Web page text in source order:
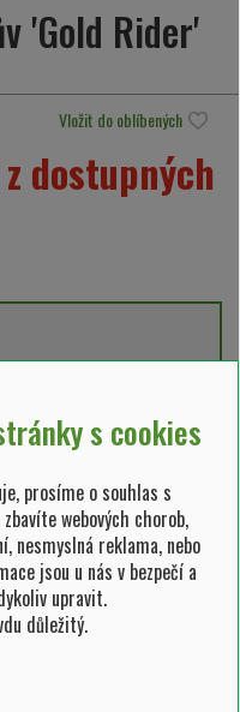
'Gold Rider'
Vložit do oblíbených
dostupných
s cookies
prosíme o souhlas s
webových chorob,
nesmyslná reklama, nebo
jsou u nás v bezpečí a
upravit.
důležitý.